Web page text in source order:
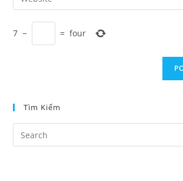
comment
address
comment
your
website
URL
7 − = four
Tìm Kiếm